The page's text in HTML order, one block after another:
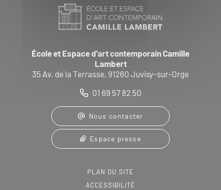
École et Espace d'art contemporain Camille
Lambert
35 Av. de la Terrasse, 91260 Juvisy-sur-Orge
01 69 57 82 50
Nous contacter
Espace presse
PLAN DU SITE
ACCESSIBILITÉ